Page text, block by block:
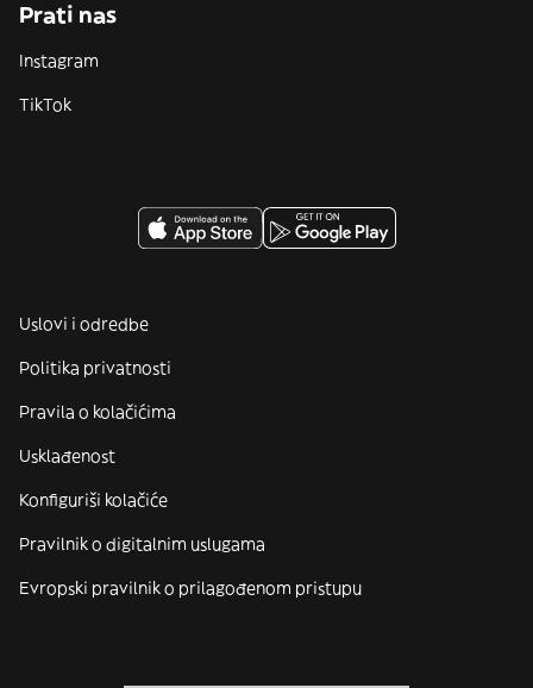
Prati nas
Instagram
TikTok
Uslovi i odredbe
Politika privatnosti
Pravila o kolačićima
Usklađenost
Konfiguriši kolačiće
Pravilnik o digitalnim uslugama
Evropski pravilnik o prilagođenom pristupu